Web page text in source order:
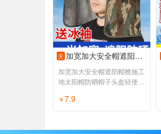
天 加宽加大安全帽遮阳帽檐施工地太阳帽防晒帽子头盔轻便遮脸男夏季
加宽加大安全帽遮阳帽檐施工
地太阳帽防晒帽子头盔轻便遮
￥7.9